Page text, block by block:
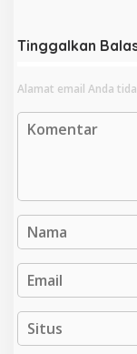
Tinggalkan
Alamat email Anda